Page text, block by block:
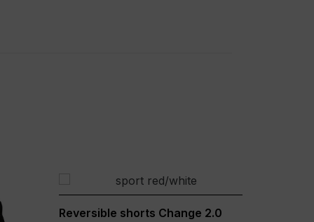
Reversible shorts Change 2.0